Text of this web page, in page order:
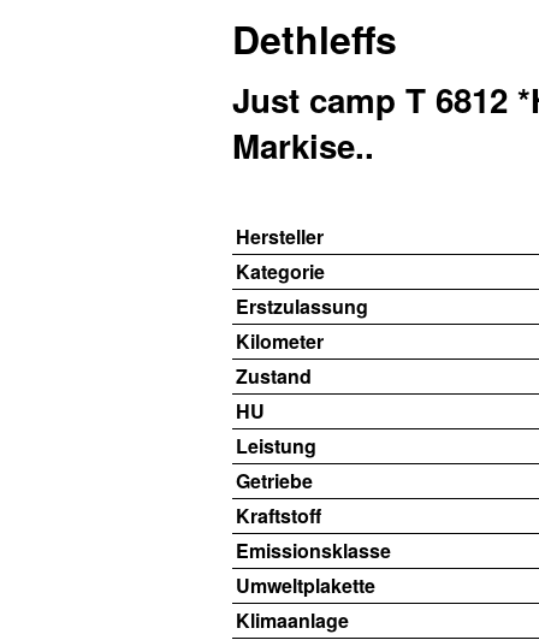
Dethleffs
Just camp T 6812
Markise..
Hersteller
Kategorie
Erstzulassung
Kilometer
Zustand
HU
Leistung
Getriebe
Kraftstoff
Emissionsklasse
Umweltplakette
Klimaanlage